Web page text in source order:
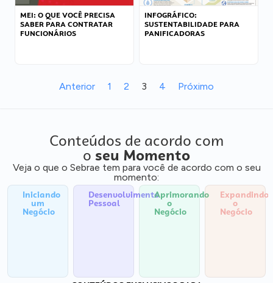
MEI: O QUE VOCÊ PRECISA
SABER PARA CONTRATAR
FUNCIONÁRIOS
INFOGRÁFICO:
SUSTENTABILIDADE PARA
PANIFICADORAS
Anterior 1 2 3 4 Próximo
Conteúdos de acordo com
o seu Momento
Veja o que o Sebrae tem para você de acordo com o seu
momento:
Iniciando
um
Negócio
Desenvolvimento
Pessoal
Aprimorando
o
Negócio
Expandindo
o
Negócio